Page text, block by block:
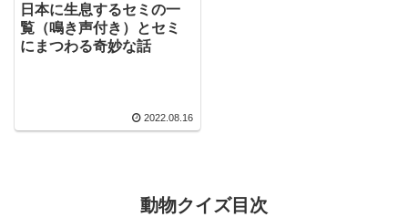
日本に生息するセミの一
覧（鳴き声付き）とセミ
にまつわる奇妙な話
2022.08.16
動物クイズ目次